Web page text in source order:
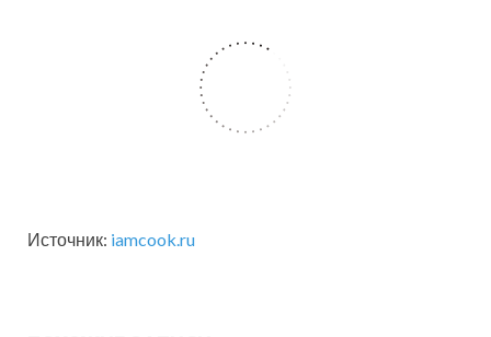
Источник: iamcook.ru